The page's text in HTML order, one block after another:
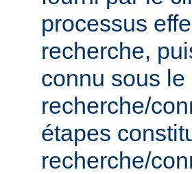
processus
recherche,
connu sous
recherche/
étapes
recherche/